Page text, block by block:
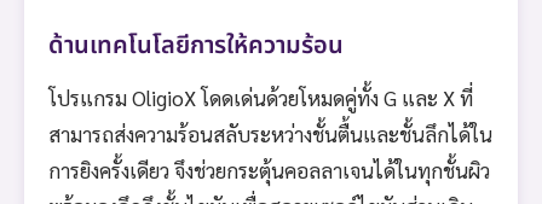
ด้านเทคโนโลยีการให้ความร้อน
โปรแกรม OligioX โดดเด่นด้วยโหมดคู่ทั้ง G และ X ที่
สามารถส่งความร้อนสลับระหว่างชั้นตื้นและชั้นลึกได้ใน
การยิงครั้งเดียว จึงช่วยกระตุ้นคอลลาเจนได้ในทุกชั้นผิว